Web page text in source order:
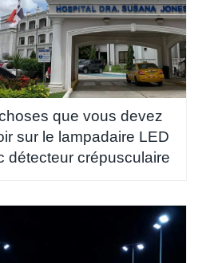
que vous devez
sur le lampadaire LED
détecteur crépusculaire